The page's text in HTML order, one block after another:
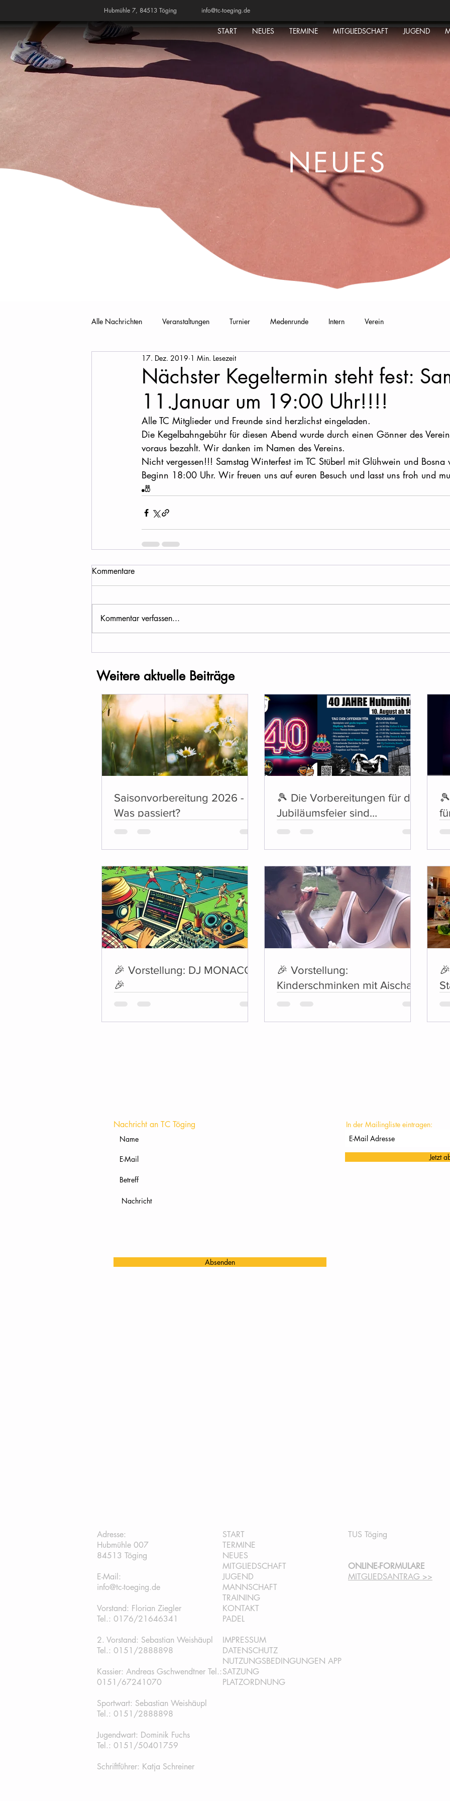
START NEUES TERMINE MITGLIEDSCHAFT JUGEND
Hubmühle 7, 84513 Töging info@tc-toeging.de
NEUES
Alle Nachrichten Veranstaltungen Turnier Medenrunde Intern Verein
Nächster Kegeltermin steht fest:
11.Januar um 19:00 Uhr!!!!
17. Dez. 2019 1 Min. Lesezeit
Alle TC Mitglieder und Freunde sind herzlichst eingeladen.
Die Kegelbahngebühr für diesen Abend wurde durch einen Gönner des
voraus bezahlt. Wir danken im Namen des Vereins.
Nicht vergessen!!! Samstag Winterfest im TC Stüberl mit Glühwein und Bosna
Beginn 18:00 Uhr. Wir freuen uns auf euren Besuch und lasst uns froh und
🎳
Kommentare
Kommentar verfassen...
Weitere aktuelle Beiträge
Saisonvorbereitung 2026 -
Was passiert?
🎾 Die Vorbereitungen für die
Jubiläumsfeier sind
🎉 Vorstellung: DJ MONACO!
🎉
🎉 Vorstellung:
Kinderschminken mit Aischa
In der Mailingliste eintragen:
Jetzt
Nachricht an TC Töging
Absenden
Adresse:
Hubmühle 007
84513 Töging
E-Mail:
info@tc-toeging.de
Vorstand: Florian Ziegler
Tel.: 0176/21646341
2. Vorstand: Sebastian Weishäupl
Tel.: 0151/2888898
Kassier: Andreas Gschwendtner Tel.:
0151/67241070
Sportwart: Sebastian Weishäupl
Tel.: 0151/2888898
Jugendwart: Dominik Fuchs
Tel.: 0151/50401759
Schriftführer: Katja Schreiner
START
TERMINE
NEUES
MITGLIEDSCHAFT
JUGEND
MANNSCHAFT
TRAINING
KONTAKT
PADEL
IMPRESSUM
DATENSCHUTZ
NUTZUNGSBEDINGUNGEN APP
SATZUNG
PLATZORDNUNG
TUS Töging
ONLINE-FORMULARE
MITGLIEDSANTRAG >>